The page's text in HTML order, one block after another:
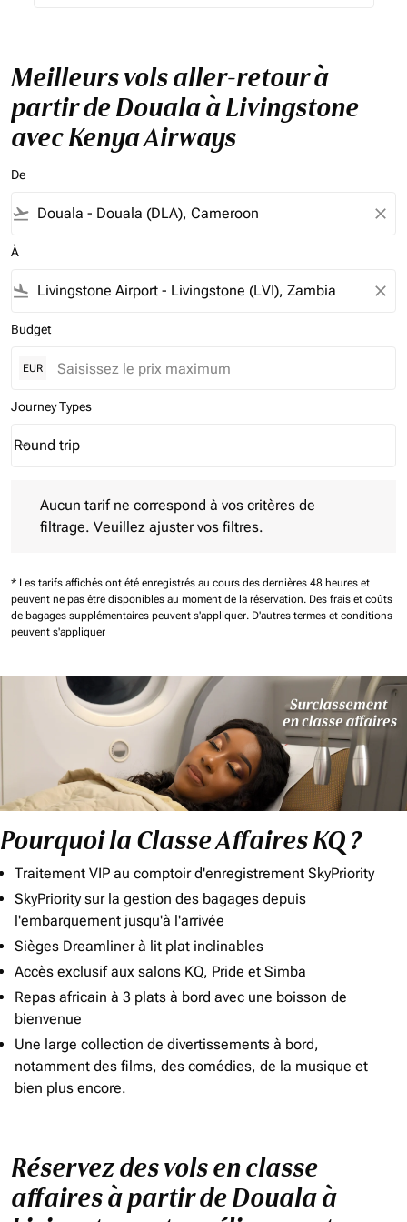
Meilleurs vols aller-retour à
partir de Douala à Livingstone
avec Kenya Airways
De
flight_takeoff close
À
flight_land close
Budget
EUR
Journey Types
Journey Types option Round trip Selected
Round trip
keyboard_arrow_down
Aucun tarif ne correspond à vos critères de
filtrage. Veuillez ajuster vos filtres.
* Les tarifs affichés ont été enregistrés au cours des dernières 48 heures et
peuvent ne pas être disponibles au moment de la réservation. Des frais et coûts
de bagages supplémentaires peuvent s'appliquer. D'autres termes et conditions
peuvent s'appliquer
Pourquoi la Classe Affaires KQ ?
Traitement VIP au comptoir d'enregistrement SkyPriority
SkyPriority sur la gestion des bagages depuis
l'embarquement jusqu'à l'arrivée
Sièges Dreamliner à lit plat inclinables
Accès exclusif aux salons KQ, Pride et Simba
Repas africain à 3 plats à bord avec une boisson de
bienvenue
Une large collection de divertissements à bord,
notamment des films, des comédies, de la musique et
bien plus encore.
Réservez des vols en classe
affaires à partir de Douala à